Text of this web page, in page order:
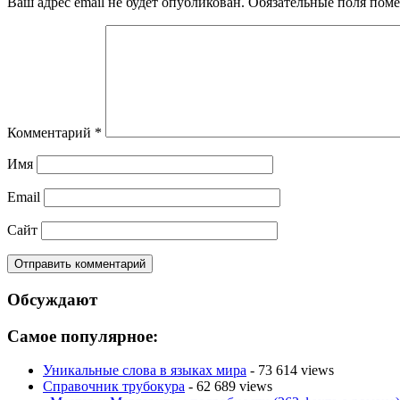
Комментарий *
Имя
Email
Сайт
Обсуждают
Самое популярное:
Уникальные слова в языках мира - 73 614 views
Справочник трубокура - 62 689 views